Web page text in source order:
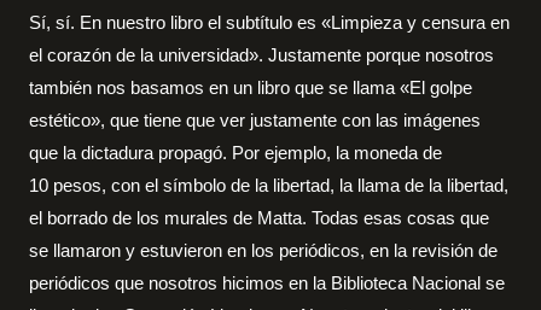
Sí, sí. En nuestro libro el subtítulo es «Limpieza y censura en
el corazón de la universidad». Justamente porque nosotros
también nos basamos en un libro que se llama «El golpe
estético», que tiene que ver justamente con las imágenes
que la dictadura propagó. Por ejemplo, la moneda de
10 pesos, con el símbolo de la libertad, la llama de la libertad,
el borrado de los murales de Matta. Todas esas cosas que
se llamaron y estuvieron en los periódicos, en la revisión de
periódicos que nosotros hicimos en la Biblioteca Nacional se